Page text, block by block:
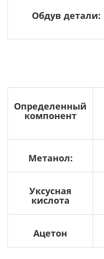
Обдув детали:
Определенный
компонент
Метанол:
Уксусная
кислота
Ацетон